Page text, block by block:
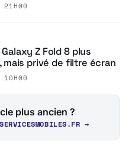
Z Fold 8 plus
mais privé de filtre écran
plus ancien ?
→